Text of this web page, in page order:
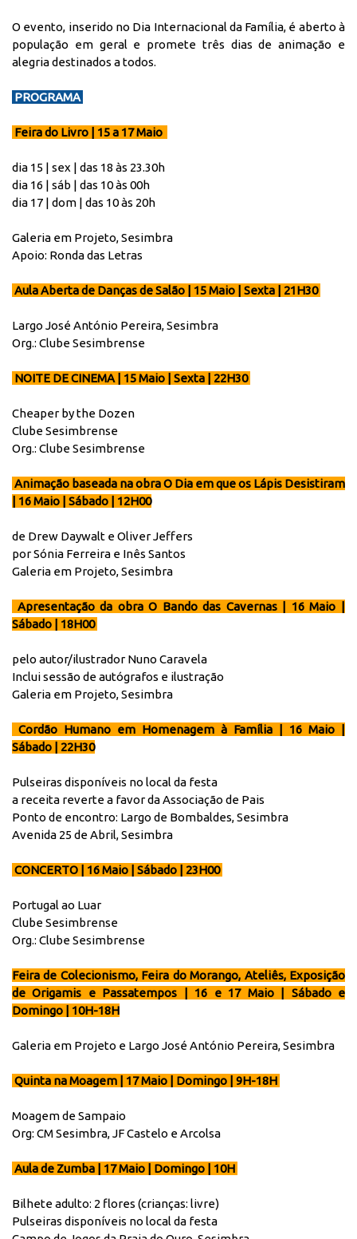
O evento, inserido no Dia Internacional da Família, é aberto à
população em geral e promete três dias de animação e
alegria destinados a todos.
PROGRAMA
Feira do Livro | 15 a 17 Maio
dia 15 | sex | das 18 às 23.30h
dia 16 | sáb | das 10 às 00h
dia 17 | dom | das 10 às 20h
Galeria em Projeto, Sesimbra
Apoio: Ronda das Letras
Aula Aberta de Danças de Salão | 15 Maio | Sexta | 21H30
Largo José António Pereira, Sesimbra
Org.: Clube Sesimbrense
NOITE DE CINEMA | 15 Maio | Sexta | 22H30
Cheaper by the Dozen
Clube Sesimbrense
Org.: Clube Sesimbrense
Animação baseada na obra O Dia em que os Lápis Desistiram
| 16 Maio | Sábado | 12H00
de Drew Daywalt e Oliver Jeffers
por Sónia Ferreira e Inês Santos
Galeria em Projeto, Sesimbra
Apresentação da obra O Bando das Cavernas | 16 Maio |
Sábado | 18H00
pelo autor/ilustrador Nuno Caravela
Inclui sessão de autógrafos e ilustração
Galeria em Projeto, Sesimbra
Cordão Humano em Homenagem à Família | 16 Maio |
Sábado | 22H30
Pulseiras disponíveis no local da festa
a receita reverte a favor da Associação de Pais
Ponto de encontro: Largo de Bombaldes, Sesimbra
Avenida 25 de Abril, Sesimbra
CONCERTO | 16 Maio | Sábado | 23H00
Portugal ao Luar
Clube Sesimbrense
Org.: Clube Sesimbrense
Feira de Colecionismo, Feira do Morango, Ateliês, Exposição
de Origamis e Passatempos | 16 e 17 Maio | Sábado e
Domingo | 10H-18H
Galeria em Projeto e Largo José António Pereira, Sesimbra
Quinta na Moagem | 17 Maio | Domingo | 9H-18H
Moagem de Sampaio
Org: CM Sesimbra, JF Castelo e Arcolsa
Aula de Zumba | 17 Maio | Domingo | 10H
Bilhete adulto: 2 flores (crianças: livre)
Pulseiras disponíveis no local da festa